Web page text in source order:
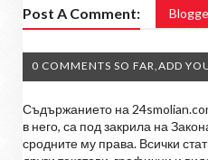
Post A Comment:
0 COMMENTS SO FAR,ADD
Съдържанието на
в него, са под закрила на
сродните му права. Всички